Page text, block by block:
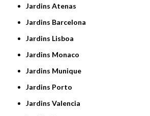
Jardins Atenas
Jardins Barcelona
Jardins Lisboa
Jardins Monaco
Jardins Munique
Jardins Porto
Jardins Valencia